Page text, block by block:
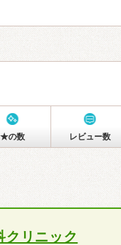
★の数 レビュー数
クリニック